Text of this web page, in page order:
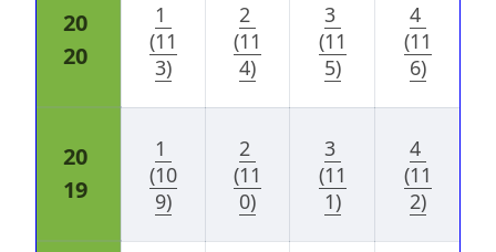
20
20
1
(11
3)
2
(11
4)
3
(11
5)
4
(11
6)
20
19
1
(10
9)
2
(11
0)
3
(11
1)
4
(11
2)